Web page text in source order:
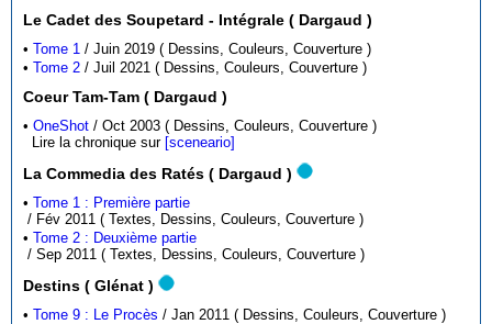
Le Cadet des Soupetard - Intégrale ( Dargaud )
•Tome 1
/ Juin 2019 ( Dessins, Couleurs, Couverture )
•Tome 2 / Juil 2021 ( Dessins, Couleurs, Couverture )
Coeur Tam-Tam ( Dargaud )
•OneShot
/ Oct 2003 ( Dessins, Couleurs, Couverture )
Lire la chronique sur [sceneario]
La Commedia des Ratés ( Dargaud )
•Tome 1 : Première partie
/ Fév 2011 ( Textes, Dessins, Couleurs, Couverture )
•Tome 2 : Deuxième partie
/ Sep 2011 ( Textes, Dessins, Couleurs, Couverture )
Destins ( Glénat )
•Tome 9 : Le Procès / Jan 2011 ( Dessins, Couleurs, Couverture )